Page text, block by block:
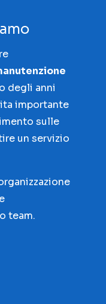
degli anni
importante
sulle
un servizio
team.